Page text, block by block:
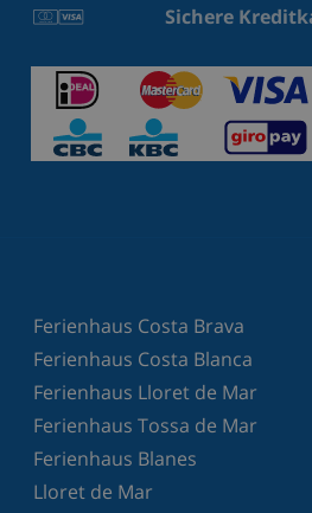
Sichere
Ferienhaus Costa Brava
Ferienhaus Costa Blanca
Ferienhaus Lloret de Mar
Ferienhaus Tossa de Mar
Ferienhaus Blanes
Lloret de Mar